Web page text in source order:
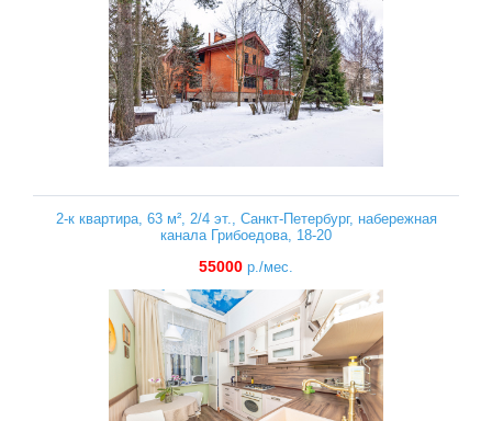
2-к квартира, 63 м², 2/4 эт., Санкт-Петербург, набережная
канала Грибоедова, 18-20
55000 р./мес.